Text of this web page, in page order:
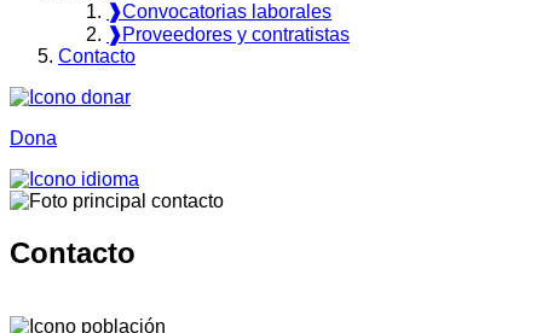
❱Convocatorias laborales
❱Proveedores y contratistas
Contacto
Dona
Contacto